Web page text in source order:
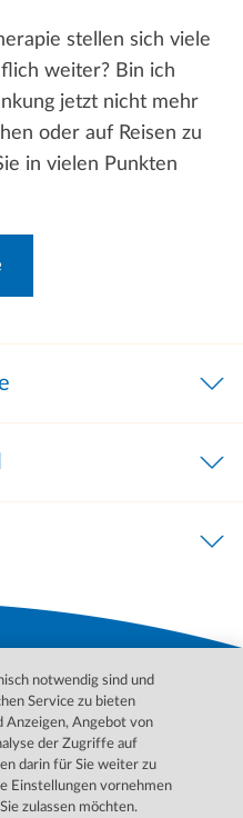
stellen sich viele
weiter? Bin ich
jetzt nicht mehr
oder auf Reisen zu
in vielen Punkten
Diagnosen und
an Ihren Arzt. Im Notfall
notwendig sind und
Service zu bieten
Anzeigen, Angebot von
der Zugriffe auf
darin für Sie weiter zu
Einstellungen vornehmen
zulassen möchten.